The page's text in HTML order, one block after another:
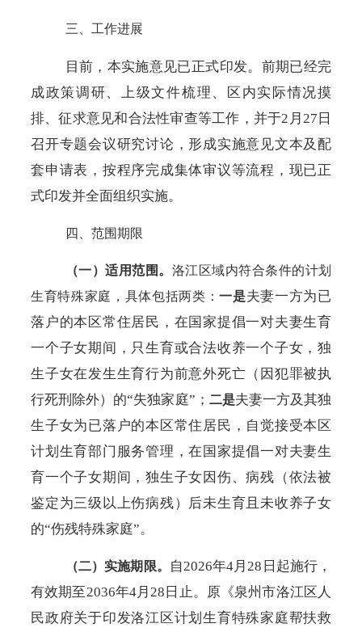
三、工作进展
目前，本实施意见已正式印发。前期已经完
成政策调研、上级文件梳理、区内实际情况摸
排、征求意见和合法性审查等工作，并于2月27日
召开专题会议研究讨论，形成实施意见文本及配
套申请表，按程序完成集体审议等流程，现已正
式印发并全面组织实施。
四、范围期限
（一）适用范围。 洛江区域内符合条件的计划
生育特殊家庭，具体包括两类：一是夫妻一方为已
落户的本区常住居民，在国家提倡一对夫妻生育
一个子女期间，只生育或合法收养一个子女，独
生子女在发生生育行为前意外死亡（因犯罪被执
行死刑除外）的“失独家庭”； 二是夫妻一方及其独
生子女为已落户的本区常住居民，自觉接受本区
计划生育部门服务管理，在国家提倡一对夫妻生
育一个子女期间，独生子女因伤、病残（依法被
鉴定为三级以上伤病残）后未生育且未收养子女
的“伤残特殊家庭”。
（二）实施期限。 自2026年4月28日起施行，
有效期至2036年4月28日止。原《泉州市洛江区人
民政府关于印发洛江区计划生育特殊家庭帮扶救